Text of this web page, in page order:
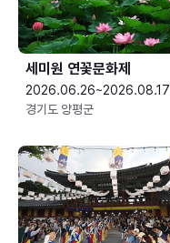
세미원 연꽃문화제
2026.06.26~2026.08.17
경기도 양평군